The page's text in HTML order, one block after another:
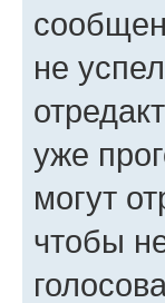
не
уже
могут
чтобы